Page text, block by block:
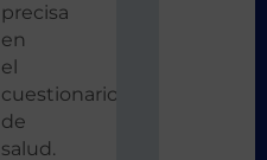
precisa
en
el
cuestionario
de
salud.